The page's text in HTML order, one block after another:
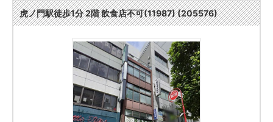
虎ノ門駅徒歩1分 2階 飲食店不可(11987) (205576)